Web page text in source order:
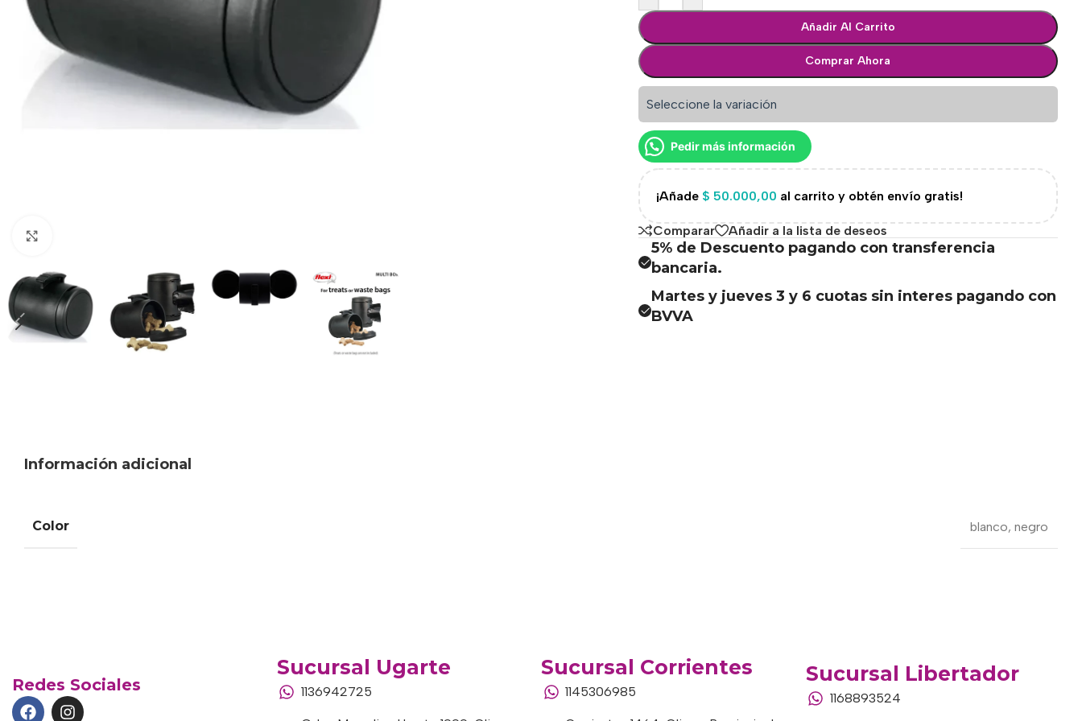
Añadir Al Carrito
Comprar Ahora
Seleccione la variación
Pedir más información
¡Añade $ 50.000,00 al carrito y obtén envío gratis!
Comparar Añadir a la lista de deseos
5% de Descuento pagando con transferencia
bancaria.
Martes y jueves 3 y 6 cuotas sin interes pagando con
BVVA
Información adicional
Color blanco, negro
Redes Sociales
Sucursal Ugarte
1136942725
Sucursal Corrientes
1145306985
Sucursal Libertador
1168893524